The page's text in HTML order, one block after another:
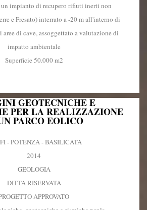
impianto di recupero rifiuti inerti non
e Fresato) interrato a -20 m all'interno di
di cave, assoggettato a valutazione di
impatto ambientale
Superficie 50.000 m2
GEOTECNICHE E
PER LA REALIZZAZIONE
PARCO EOLICO
- POTENZA - BASILICATA
2014
GEOLOGIA
DITTA RISERVATA
APPROVATO